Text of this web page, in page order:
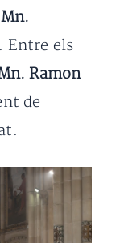
Mn.
Entre els
Ramon
de